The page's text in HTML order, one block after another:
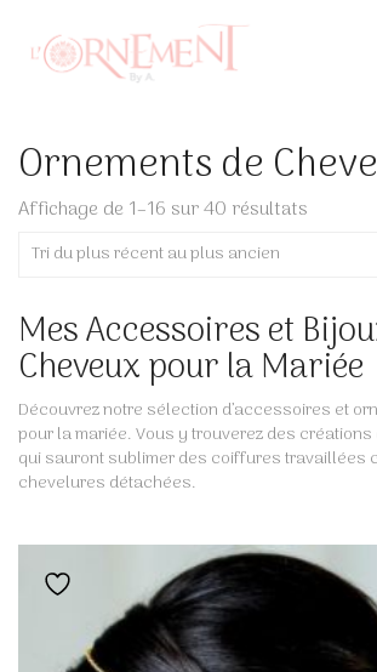
Ornements de
Affichage de 1–16 sur 40 résultats
ancien
Tri du plus récent au plus ancien
Mes Accessoires et
Cheveux pour la Mariée
Découvrez notre sélection d’accessoires et
pour la mariée. Vous y trouverez des
qui sauront sublimer des coiffures travaillées
chevelures détachées.
Ajouter à la liste de souhaits